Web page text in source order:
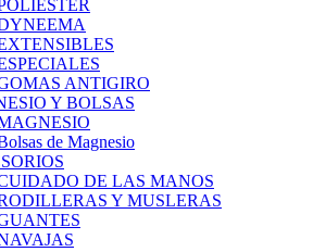
ANTIGIRO
Y BOLSAS
de Magnesio
DE LAS MANOS
Y MUSLERAS